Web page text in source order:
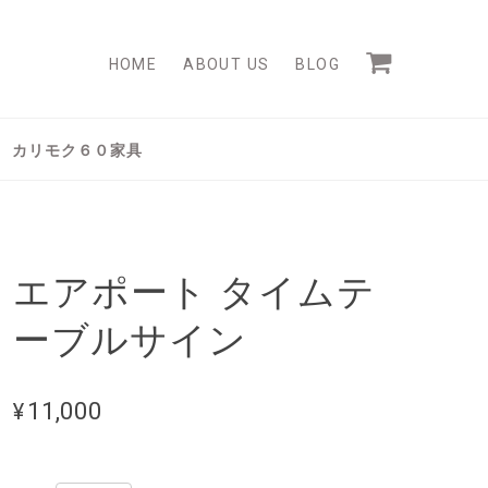
HOME ABOUT US BLOG
カリモク６０家具
エアポート タイムテ
ーブルサイン
¥11,000